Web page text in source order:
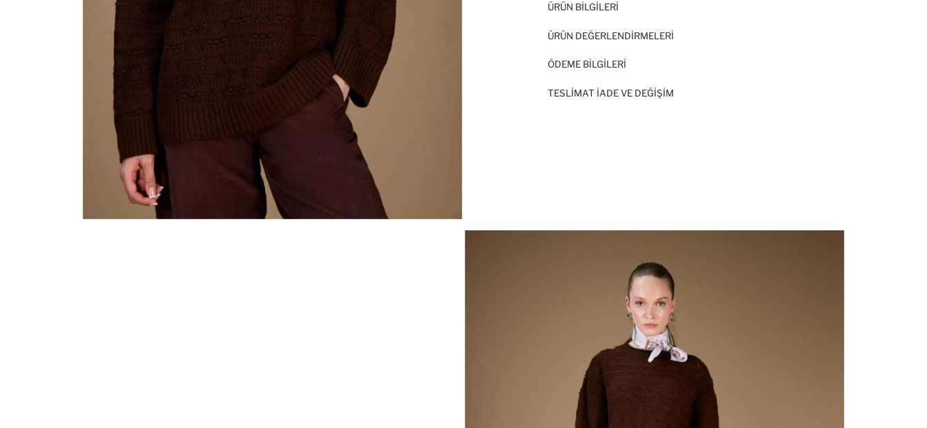
ÜRÜN BILGILERI
ÜRÜN DEĞERLENDİRMELERİ
ÖDEME BİLGİLERİ
TESLIMAT İADE VE DEĞIŞIM